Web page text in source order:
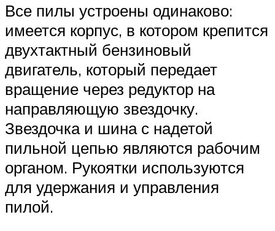
Все пилы устроены одинаково:
имеется корпус, в котором крепится
двухтактный бензиновый
двигатель, который передает
вращение через редуктор на
направляющую звездочку.
Звездочка и шина с надетой
пильной цепью являются рабочим
органом. Рукоятки используются
для удержания и управления
пилой.